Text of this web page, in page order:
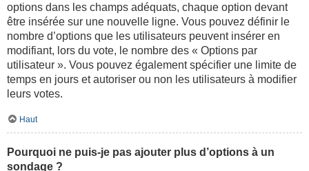
options dans les champs adéquats, chaque option devant
être insérée sur une nouvelle ligne. Vous pouvez définir le
nombre d’options que les utilisateurs peuvent insérer en
modifiant, lors du vote, le nombre des « Options par
utilisateur ». Vous pouvez également spécifier une limite de
temps en jours et autoriser ou non les utilisateurs à modifier
leurs votes.
Haut
Pourquoi ne puis-je pas ajouter plus d’options à un
sondage ?